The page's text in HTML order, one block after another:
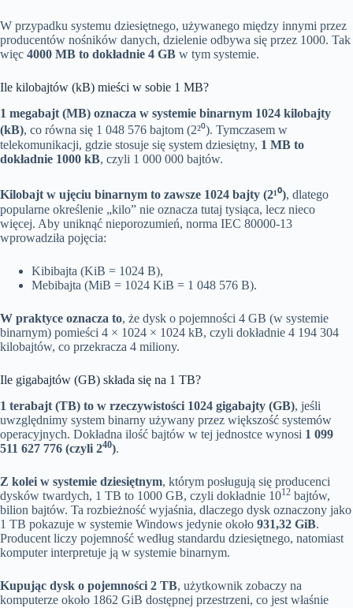
W przypadku systemu dziesiętnego, używanego między innymi przez
producentów nośników danych, dzielenie odbywa się przez 1000. Tak
więc 4000 MB to dokładnie 4 GB w tym systemie.
Ile kilobajtów (kB) mieści w sobie 1 MB?
1 megabajt (MB) oznacza w systemie binarnym 1024 kilobajty
(kB), co równa się 1 048 576 bajtom (2²⁰). Tymczasem w
telekomunikacji, gdzie stosuje się system dziesiętny, 1 MB to
dokładnie 1000 kB, czyli 1 000 000 bajtów.
Kilobajt w ujęciu binarnym to zawsze 1024 bajty (2¹⁰), dlatego
popularne określenie „kilo” nie oznacza tutaj tysiąca, lecz nieco
więcej. Aby uniknąć nieporozumień, norma IEC 80000-13
wprowadziła pojęcia:
Kibibajta (KiB = 1024 B),
Mebibajta (MiB = 1024 KiB = 1 048 576 B).
W praktyce oznacza to, że dysk o pojemności 4 GB (w systemie
binarnym) pomieści 4 × 1024 × 1024 kB, czyli dokładnie 4 194 304
kilobajtów, co przekracza 4 miliony.
Ile gigabajtów (GB) składa się na 1 TB?
1 terabajt (TB) to w rzeczywistości 1024 gigabajty (GB), jeśli
uwzględnimy system binarny używany przez większość systemów
operacyjnych. Dokładna ilość bajtów w tej jednostce wynosi 1 099
511 627 776 (czyli 240).
Z kolei w systemie dziesiętnym, którym posługują się producenci
dysków twardych, 1 TB to 1000 GB, czyli dokładnie 1012 bajtów,
bilion bajtów. Ta rozbieżność wyjaśnia, dlaczego dysk oznaczony jako
1 TB pokazuje w systemie Windows jedynie około 931,32 GiB.
Producent liczy pojemność według standardu dziesiętnego, natomiast
komputer interpretuje ją w systemie binarnym.
Kupując dysk o pojemności 2 TB, użytkownik zobaczy na
komputerze około 1862 GiB dostępnej przestrzeni, co jest właśnie